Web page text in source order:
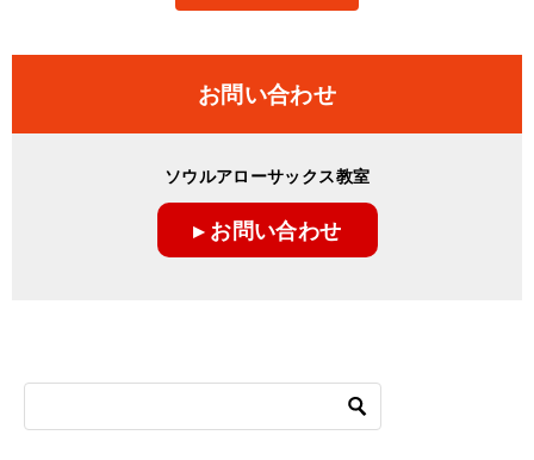
お問い合わせ
ソウルアローサックス教室
▸ お問い合わせ